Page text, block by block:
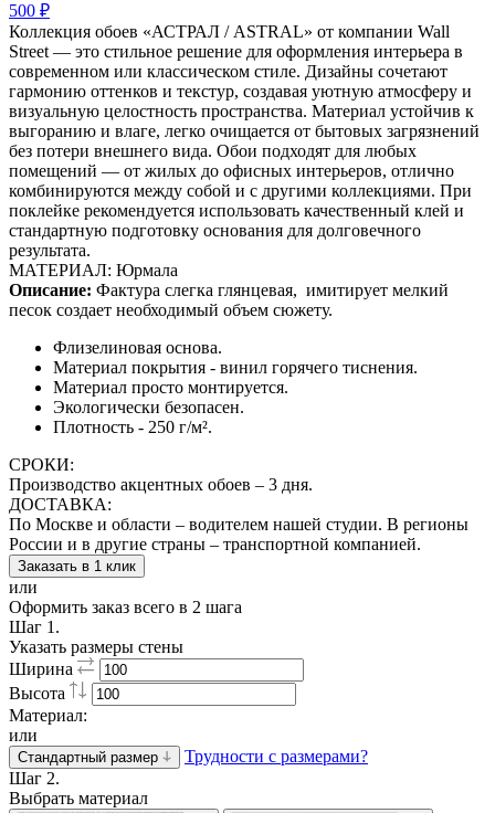
500 ₽
Коллекция обоев «АСТРАЛ / ASTRAL» от компании Wall
Street — это стильное решение для оформления интерьера в
современном или классическом стиле. Дизайны сочетают
гармонию оттенков и текстур, создавая уютную атмосферу и
визуальную целостность пространства. Материал устойчив к
выгоранию и влаге, легко очищается от бытовых загрязнений
без потери внешнего вида. Обои подходят для любых
помещений — от жилых до офисных интерьеров, отлично
комбинируются между собой и с другими коллекциями. При
поклейке рекомендуется использовать качественный клей и
стандартную подготовку основания для долговечного
результата.
МАТЕРИАЛ: Юрмала
Описание: Фактура слегка глянцевая, имитирует мелкий
песок создает необходимый объем сюжету.
Флизелиновая основа.
Материал покрытия - винил горячего тиснения.
Материал просто монтируется.
Экологически безопасен.
Плотность - 250 г/м².
СРОКИ:
Производство акцентных обоев – 3 дня.
ДОСТАВКА:
По Москве и области – водителем нашей студии. В регионы
России и в другие страны – транспортной компанией.
Заказать в 1 клик
или
Оформить заказ всего в 2 шага
Шаг 1.
Указать размеры стены
Ширина
Высота
Материал:
или
Стандартный размер
Трудности с размерами?
Шаг 2.
Выбрать материал